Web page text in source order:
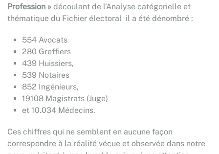
Profession » découlant de l’Analyse catégorielle et
thématique du Fichier électoral il a été dénombré :
554 Avocats
280 Greffiers
439 Huissiers,
539 Notaires
852 Ingénieurs,
19108 Magistrats (Juge)
et 10.034 Médecins.
Ces chiffres qui ne semblent en aucune façon
correspondre à la réalité vécue et observée dans notre